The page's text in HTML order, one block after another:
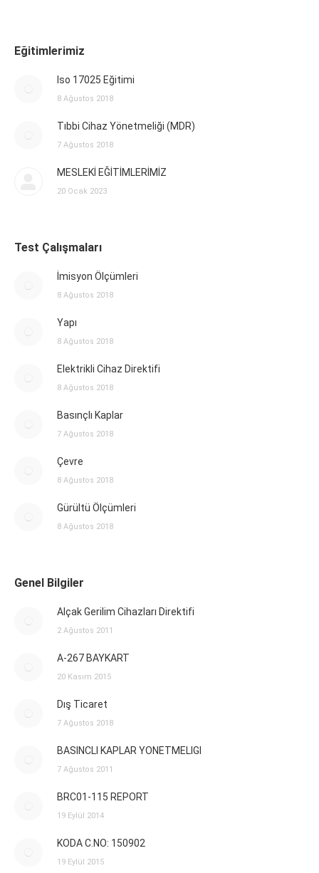
Eğitimlerimiz
Iso 17025 Eğitimi
8 Ağustos 2018
Tıbbi Cihaz Yönetmeliği (MDR)
7 Ağustos 2018
MESLEKİ EĞİTİMLERİMİZ
20 Ocak 2023
Test Çalışmaları
İmisyon Ölçümleri
8 Ağustos 2018
Yapı
8 Ağustos 2018
Elektrikli Cihaz Direktifi
8 Ağustos 2018
Basınçlı Kaplar
7 Ağustos 2018
Çevre
8 Ağustos 2018
Gürültü Ölçümleri
8 Ağustos 2018
Genel Bilgiler
Alçak Gerilim Cihazları Direktifi
2 Ağustos 2011
A-267 BAYKART
20 Kasım 2015
Dış Ticaret
7 Ağustos 2018
BASINCLI KAPLAR YONETMELIGI
7 Ağustos 2011
BRC01-115 REPORT
19 Eylül 2014
KODA C.NO: 150902
19 Eylül 2015